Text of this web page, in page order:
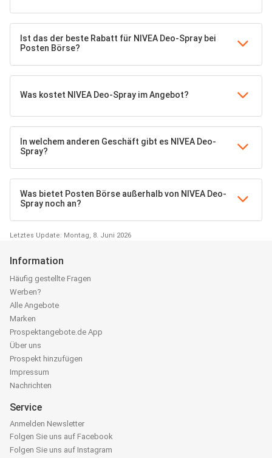
Ist das der beste Rabatt für NIVEA Deo-Spray bei
Posten Börse?
Was kostet NIVEA Deo-Spray im Angebot?
In welchem anderen Geschäft gibt es NIVEA Deo-
Spray?
Was bietet Posten Börse außerhalb von NIVEA Deo-
Spray noch an?
Letztes Update: Montag, 8. Juni 2026
Information
Häufig gestellte Fragen
Werben?
Alle Angebote
Marken
Prospektangebote.de App
Über uns
Prospekt hinzufügen
Impressum
Nachrichten
Service
Anmelden Newsletter
Folgen Sie uns auf Facebook
Folgen Sie uns auf Instagram